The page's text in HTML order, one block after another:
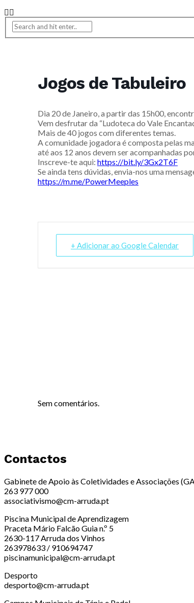
Jogos de Tabuleiro
Dia 20 de Janeiro, a partir das 15h00,
Vem desfrutar da “Ludoteca do Vale
Mais de 40 jogos com diferentes temas.
A comunidade jogadora é composta pelas
até aos 12 anos devem ser acompanhadas
Inscreve-te aqui: https://bit.ly/3Gx2T6F
Se ainda tens dúvidas, envia-nos uma
https://m.me/PowerMeeples
+ Adicionar ao Google Calendar
Sem comentários.
Contactos
Gabinete de Apoio às Coletividades e Associações
263 977 000
associativismo@cm-arruda.pt
Piscina Municipal de Aprendizagem
Praceta Mário Falcão Guia n.º 5
2630-117 Arruda dos Vinhos
263978633 / 910694747
piscinamunicipal@cm-arruda.pt
Desporto
desporto@cm-arruda.pt